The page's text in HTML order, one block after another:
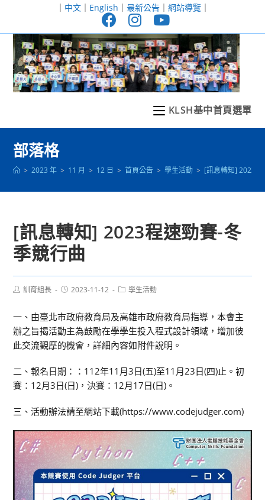
至
｜ 中文｜ English ｜ 最新公告｜ 網站導覽｜
KLSH基中首頁選單
部落格
> 2023 年 > 11 月 > 12 日 > 首頁公告 > 學生活動 > [訊息轉知] 2023
[訊息轉知] 2023程速勁賽-冬
季競行曲
Post訓育組長
Post2023-11-12
Post學生活動
一、由臺北市政府教育局及高雄市政府教育局指導，本會主
辦之旨揭活動主為鼓勵在學學生投入程式設計領域，增加彼
此交流觀摩的機會，詳細內容如附件說明。
二、報名日期：：112年11月3日(五)至11月23日(四)止。初
賽：12月3日(日)，決賽：12月17日(日)。
三、活動辦法請至網站下載(https://www.codejudger.com)